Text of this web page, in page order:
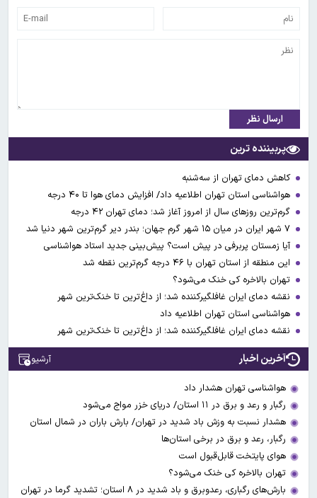
ارسال نظر
پربیننده ترین
کاهش دمای تهران از سه‌شنبه
هواشناسی استان تهران اطلاعیه داد/ افزایش دمای هوا تا ۴۰ درجه
گرم‌ترین روزهای سال از امروز آغاز شد؛ دمای تهران ۴۲ درجه
آیا زمستان پربرفی در پیش است؟ پیش‌بینی جدید استاد هواشناسی
این منطقه از استان تهران با ۴۶ درجه گرم‌ترین نقطه شد
تهران بالاخره کی خنک می‌شود؟
نقشه دمای ایران غافلگیرکننده شد؛ از داغ‌ترین تا خنک‌ترین شهر
هواشناسی استان تهران اطلاعیه داد
نقشه دمای ایران غافلگیرکننده شد؛ از داغ‌ترین تا خنک‌ترین شهر
آخرین اخبار آرشیو
هواشناسی تهران هشدار داد
رگبار و رعد و برق در ۱۱ استان‌/ دریای خزر مواج می‌شود
هشدار نسبت به وزش باد شدید در تهران/ بارش باران در شمال استان
رگبار، رعد و برق در برخی استان‌ها
هوای پایتخت قابل‌قبول است
تهران بالاخره کی خنک می‌شود؟
بارش‌های رگباری، رعدوبرق و باد شدید در ۸ استان؛ تشدید گرما در تهران